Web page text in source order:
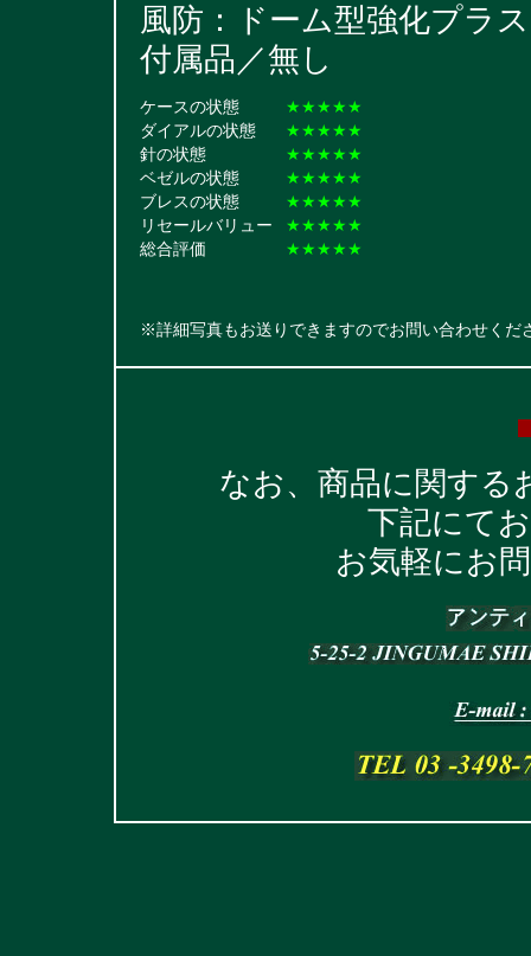
風防：ドーム型強化プラ
付属品／無し
ケースの状態
★★★★★
ダイアルの状態
★★★★★
針の状態
★★★★★
ベゼルの状態
★★★★★
ブレスの状態
★★★★★
リセールバリュー
★★★★★
総合評価
★★★★★
※詳細写真もお送りできますのでお問い合わせくだ
なお、商品に関する
下記にて
お気軽にお